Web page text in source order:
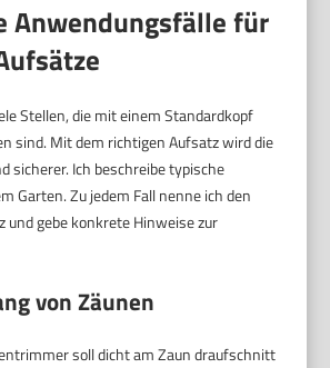
Anwendungsfälle für
Stellen, die mit einem Standardkopf
sind. Mit dem richtigen Aufsatz wird die
sicherer. Ich beschreibe typische
Garten. Zu jedem Fall nenne ich den
und gebe konkrete Hinweise zur
von Zäunen
soll dicht am Zaun draufschnitt